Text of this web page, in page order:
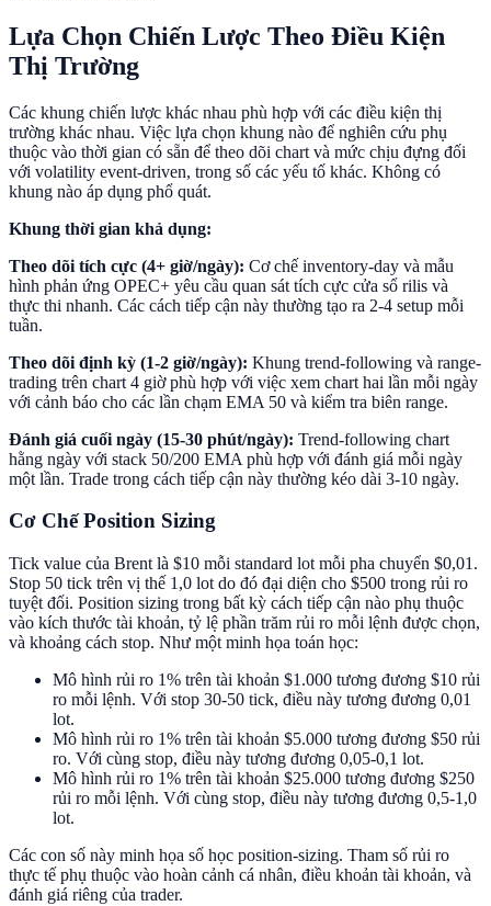
Lựa Chọn Chiến Lược Theo Điều Kiện
Thị Trường
Các khung chiến lược khác nhau phù hợp với các điều kiện thị
trường khác nhau. Việc lựa chọn khung nào để nghiên cứu phụ
thuộc vào thời gian có sẵn để theo dõi chart và mức chịu đựng đối
với volatility event-driven, trong số các yếu tố khác. Không có
khung nào áp dụng phổ quát.
Khung thời gian khả dụng:
Theo dõi tích cực (4+ giờ/ngày): Cơ chế inventory-day và mẫu
hình phản ứng OPEC+ yêu cầu quan sát tích cực cửa sổ rilis và
thực thi nhanh. Các cách tiếp cận này thường tạo ra 2-4 setup mỗi
tuần.
Theo dõi định kỳ (1-2 giờ/ngày): Khung trend-following và range-
trading trên chart 4 giờ phù hợp với việc xem chart hai lần mỗi ngày
với cảnh báo cho các lần chạm EMA 50 và kiểm tra biên range.
Đánh giá cuối ngày (15-30 phút/ngày): Trend-following chart
hằng ngày với stack 50/200 EMA phù hợp với đánh giá mỗi ngày
một lần. Trade trong cách tiếp cận này thường kéo dài 3-10 ngày.
Cơ Chế Position Sizing
Tick value của Brent là $10 mỗi standard lot mỗi pha chuyển $0,01.
Stop 50 tick trên vị thế 1,0 lot do đó đại diện cho $500 trong rủi ro
tuyệt đối. Position sizing trong bất kỳ cách tiếp cận nào phụ thuộc
vào kích thước tài khoản, tỷ lệ phần trăm rủi ro mỗi lệnh được chọn,
và khoảng cách stop. Như một minh họa toán học:
Mô hình rủi ro 1% trên tài khoản $1.000 tương đương $10 rủi
ro mỗi lệnh. Với stop 30-50 tick, điều này tương đương 0,01
lot.
Mô hình rủi ro 1% trên tài khoản $5.000 tương đương $50 rủi
ro. Với cùng stop, điều này tương đương 0,05-0,1 lot.
Mô hình rủi ro 1% trên tài khoản $25.000 tương đương $250
rủi ro mỗi lệnh. Với cùng stop, điều này tương đương 0,5-1,0
lot.
Các con số này minh họa số học position-sizing. Tham số rủi ro
thực tế phụ thuộc vào hoàn cảnh cá nhân, điều khoản tài khoản, và
đánh giá riêng của trader.